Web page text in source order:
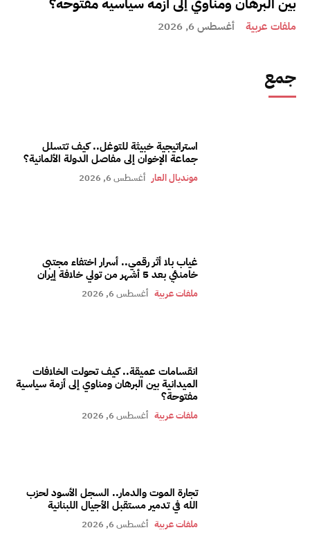
ملفات عربية أغسطس 6, 2026
جمع
استراتيجية خبيثة للتوغل.. كيف تتسلل
جماعة الإخوان إلى مفاصل الدولة الألمانية؟
مونديال العار أغسطس 6, 2026
غياب بلا أثر رقمي.. أسرار اختفاء مجتبى
خامنئي بعد 5 أشهر من تولي خلافة إيران
ملفات عربية أغسطس 6, 2026
انقسامات عميقة.. كيف تحولت الخلافات
الميدانية بين البرهان ومناوي إلى أزمة سياسية
مفتوحة؟
ملفات عربية أغسطس 6, 2026
تجارة الموت والدمار.. السجل الأسود لحزب
الله في تدمير مستقبل الأجيال اللبنانية
ملفات عربية أغسطس 6, 2026